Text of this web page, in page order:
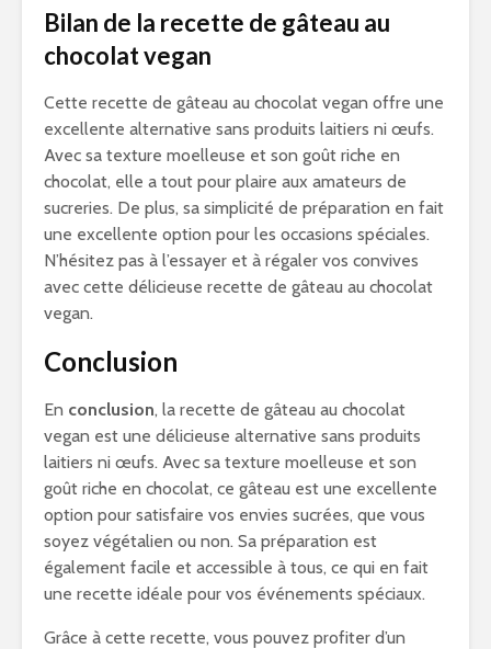
Bilan de la recette de gâteau au
chocolat vegan
Cette recette de gâteau au chocolat vegan offre une
excellente alternative sans produits laitiers ni œufs.
Avec sa texture moelleuse et son goût riche en
chocolat, elle a tout pour plaire aux amateurs de
sucreries. De plus, sa simplicité de préparation en fait
une excellente option pour les occasions spéciales.
N’hésitez pas à l’essayer et à régaler vos convives
avec cette délicieuse recette de gâteau au chocolat
vegan.
Conclusion
En conclusion, la recette de gâteau au chocolat
vegan est une délicieuse alternative sans produits
laitiers ni œufs. Avec sa texture moelleuse et son
goût riche en chocolat, ce gâteau est une excellente
option pour satisfaire vos envies sucrées, que vous
soyez végétalien ou non. Sa préparation est
également facile et accessible à tous, ce qui en fait
une recette idéale pour vos événements spéciaux.
Grâce à cette recette, vous pouvez profiter d’un